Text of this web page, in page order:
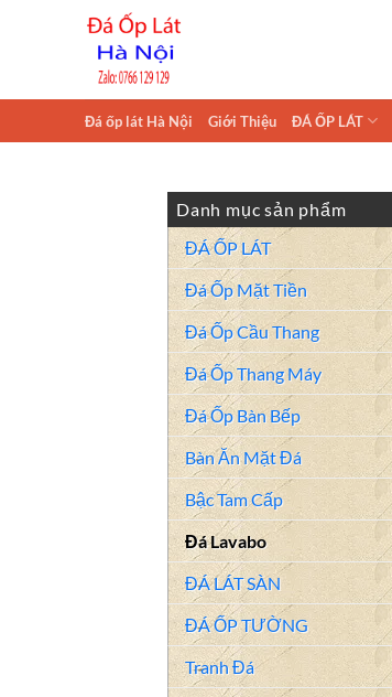
Đá ốp lát Hà Nội Giới Thiệu ĐÁ ỐP LÁT
Danh mục sản phẩm
ĐÁ ỐP LÁT
Đá Ốp Mặt Tiền
Đá Ốp Cầu Thang
Đá Ốp Thang Máy
Đá Ốp Bàn Bếp
Bàn Ăn Mặt Đá
Bậc Tam Cấp
Đá Lavabo
ĐÁ LÁT SÀN
ĐÁ ỐP TƯỜNG
Tranh Đá